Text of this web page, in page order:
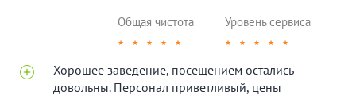
Общая чистота
★ ★ ★ ★ ★
Уровень сервиса
★ ★ ★ ★ ★
Хорошее заведение, посещением остались
довольны. Персонал приветливый, цены